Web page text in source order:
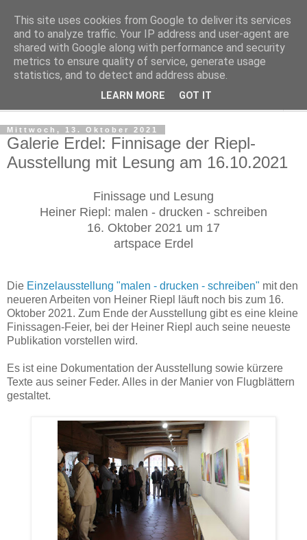
Regensburger Tagebuch
Notizen aus der nördlichsten Stadt Italiens
Mittwoch, 13. Oktober 2021
Galerie Erdel: Finnisage der Riepl-
Ausstellung mit Lesung am 16.10.2021
Finissage und Lesung
Heiner Riepl: malen - drucken - schreiben
16. Oktober 2021 um 17
artspace Erdel
Die Einzelausstellung "malen - drucken - schreiben" mit den
neueren Arbeiten von Heiner Riepl läuft noch bis zum 16.
Oktober 2021. Zum Ende der Ausstellung gibt es eine kleine
Finissagen-Feier, bei der Heiner Riepl auch seine neueste
Publikation vorstellen wird.
Es ist eine Dokumentation der Ausstellung sowie kürzere
Texte aus seiner Feder. Alles in der Manier von Flugblättern
gestaltet.
This site uses cookies from Google to deliver its services
and to analyze traffic. Your IP address and user-agent are
shared with Google along with performance and security
metrics to ensure quality of service, generate usage
statistics, and to detect and address abuse.
LEARN MORE GOT IT